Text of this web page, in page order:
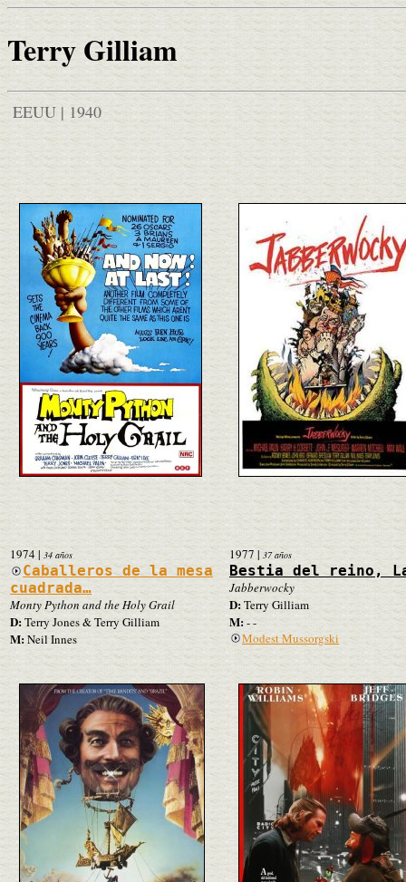
Terry Gilliam
EEUU | 1940
1974| 34 años
Caballeros de la mesa
cuadrada…
Monty Python and the Holy Grail
D:Terry Jones & Terry Gilliam
M:Neil Innes
1977 | 37 años
Bestia del reino,
Jabberwocky
D:Terry Gilliam
M:- -
Modest Mussorgski